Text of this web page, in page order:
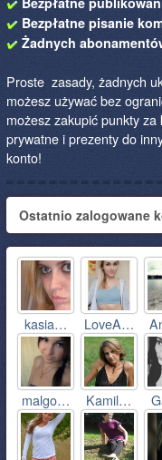
Bezpłatne pisanie
Żadnych
Proste zasady, żadnych
możesz używać bez
możesz zakupić punkty
prywatne i prezenty do
konto!
Ostatnio zalogowane
kasia… LoveA…
malgo… Kamil…